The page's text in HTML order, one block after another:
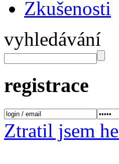
Zkušenosti
vyhledávání
registrace
Ztratil jsem